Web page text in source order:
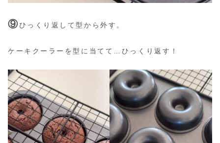
⑨ひっくり返して型から外す。
ケーキクーラーを型に当てて…ひっくり返す！